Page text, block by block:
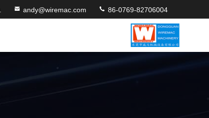
andy@wiremac.com 86-0769-82706004